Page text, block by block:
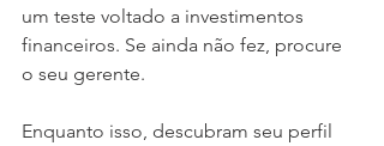
um teste voltado a investimentos
financeiros. Se ainda não fez, procure
o seu gerente.
Enquanto isso, descubram seu perfil